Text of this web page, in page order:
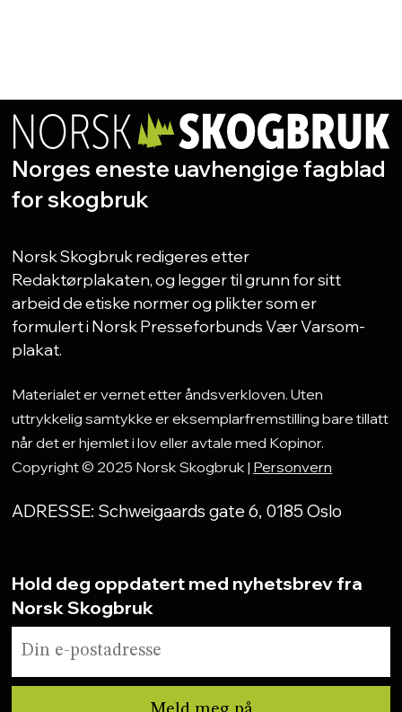
Norges eneste uavhengige fagblad
for skogbruk
Norsk Skogbruk redigeres etter
Redaktørplakaten, og legger til grunn for sitt
arbeid de etiske normer og plikter som er
formulert i Norsk Presseforbunds Vær Varsom-
plakat.
Materialet er vernet etter åndsverkloven. Uten
uttrykkelig samtykke er eksemplarfremstilling bare tillatt
når det er hjemlet i lov eller avtale med Kopinor.
Copyright © 2025 Norsk Skogbruk | Personvern
ADRESSE: Schweigaards gate 6, 0185 Oslo
Hold deg oppdatert med nyhetsbrev fra
Norsk Skogbruk